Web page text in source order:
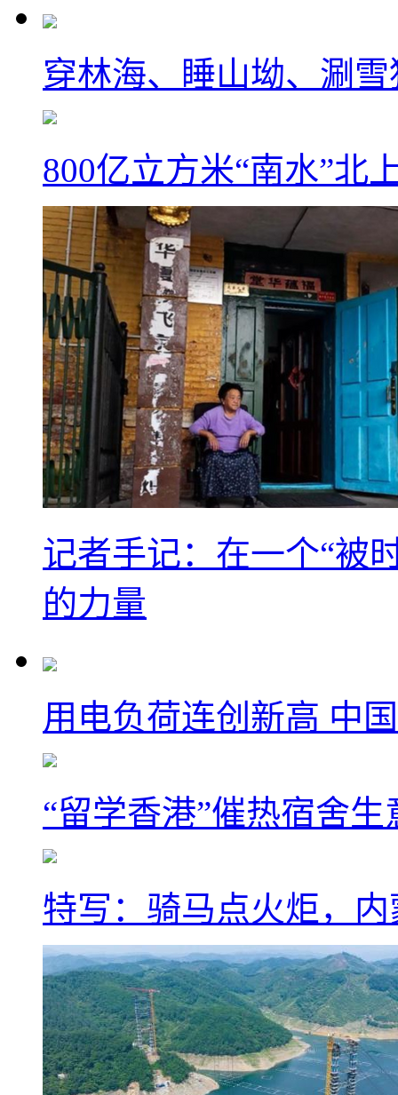
穿林海、睡山坳、涮
800亿立方米“南水”北
记者手记：在一个“被
的力量
用电负荷连创新高 中
“留学香港”催热宿舍
特写：骑马点火炬，